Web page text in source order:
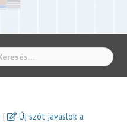
|
Új szót javaslok a